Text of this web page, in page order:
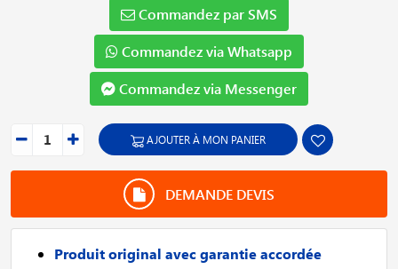
Commandez par SMS
Commandez via Whatsapp
Commandez via Messenger
AJOUTER À MON PANIER
DEMANDE DEVIS
Produit original avec garantie accordée